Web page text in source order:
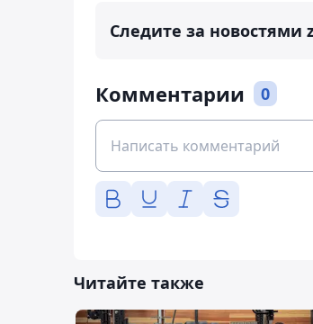
Следите за новостями
Комментарии 0
Читайте также